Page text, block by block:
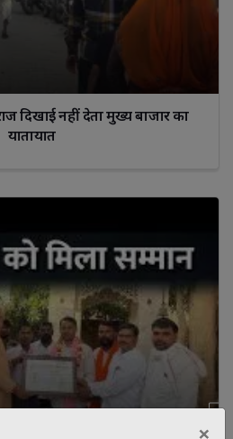
दिखाई नहीं देता मुख्य बाजार का
यातायात